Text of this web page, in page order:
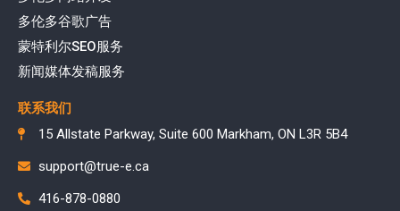
多伦多谷歌广告
蒙特利尔SEO服务
新闻媒体发稿服务
联系我们
15 Allstate Parkway, Suite 600 Markham, ON L3R 5B4
support@true-e.ca
416-878-0880